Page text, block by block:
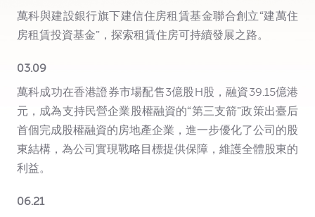
萬科與建設銀行旗下建信住房租賃基金聯合創立“建萬住
房租賃投資基金”，探索租賃住房可持續發展之路。
03.09
萬科成功在香港證券市場配售3億股H股，融資39.15億港
元，成為支持民營企業股權融資的“第三支箭”政策出臺后
首個完成股權融資的房地產企業，進一步優化了公司的股
東結構，為公司實現戰略目標提供保障，維護全體股東的
利益。
06.21